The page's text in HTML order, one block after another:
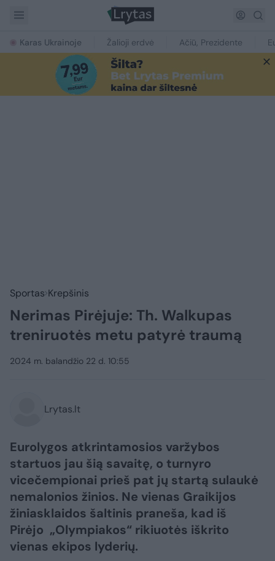
Karas Ukrainoje Žalioji erdvė Ačiū, Prezidente
Sportas Krepšinis
Nerimas Pirėjuje: Th. Walkupas
treniruotės metu patyrė traumą
2024 m. balandžio 22 d. 10:55
Lrytas.lt
Eurolygos atkrintamosios varžybos
startuos jau šią savaitę, o turnyro
vicečempionai prieš pat jų startą sulaukė
nemalonios žinios. Ne vienas Graikijos
žiniasklaidos šaltinis praneša, kad iš
Pirėjo „Olympiakos“ rikiuotės iškrito
vienas ekipos lyderių.